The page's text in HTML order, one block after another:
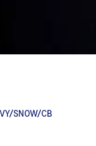
SNOW/CB